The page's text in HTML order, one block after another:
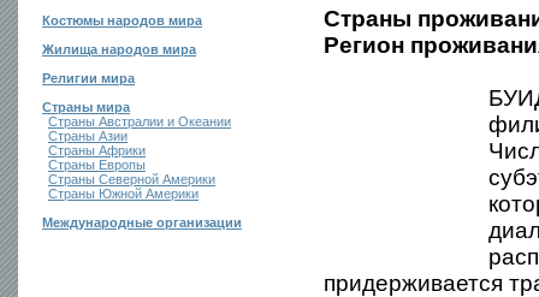
Костюмы народов мира
Жилища народов мира
Религии мира
Страны мира
Страны Австралии и Океании
Страны Азии
Страны Африки
Страны Европы
Страны Северной Америки
Страны Южной Америки
Международные организации
Страны
Регион
придерживается